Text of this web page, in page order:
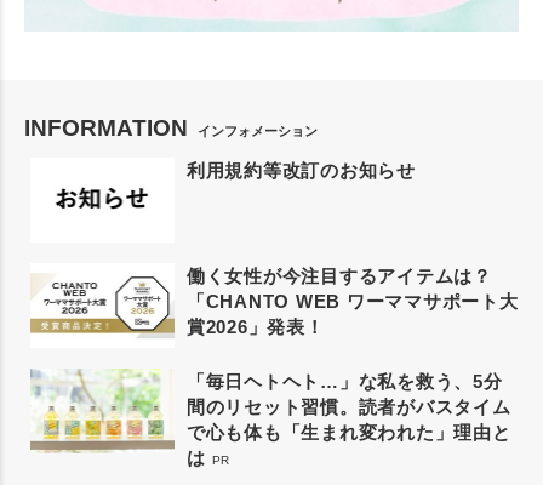
INFORMATION インフォメーション
利用規約等改訂のお知らせ
働く女性が今注目するアイテムは？
「CHANTO WEB ワーママサポート大
賞2026」発表！
「毎日ヘトヘト…」な私を救う、5分
間のリセット習慣。読者がバスタイム
で心も体も「生まれ変われた」理由と
は PR